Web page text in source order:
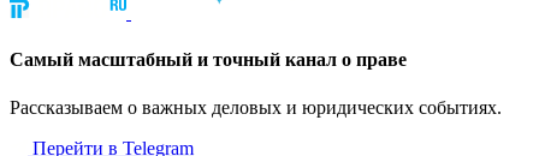
Cамый масштабный и точный канал о праве
Рассказываем о важных деловых и юридических событиях.
Перейти в Telegram